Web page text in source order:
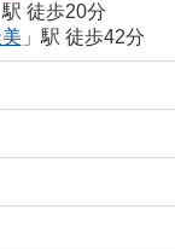
駅 徒歩20分
」駅 徒歩42分